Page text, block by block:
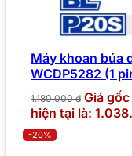
Máy khoan búa
WCDP5282 (1
1.180.000₫ Giá
hiện tại là:
-20%